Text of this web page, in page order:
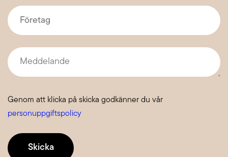
Företag
Meddelande
Genom att klicka på skicka godkänner du vår
personuppgiftspolicy